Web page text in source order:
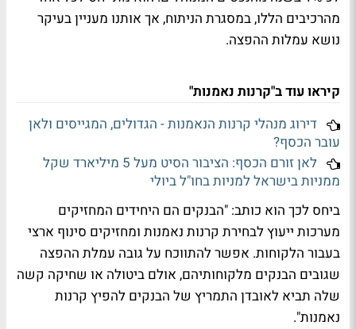
מהרכיבים הללו, במסגרת הניתוח, אך אותנו מעניין בעיקר
נושא עמלות ההפצה.
קיראו עוד ב"קרנות נאמנות"
דירוג מנהלי קרנות הנאמנות - הגדולים, המגייסים ולאן
עובר הכסף?
לאן זורם הכסף: הציבור הסיט מעל 5 מיליארד שקל
ממניות בישראל למניות בחו"ל ביולי
ביחס לכך הוא כותב: "הבנקים הם היחידים המחזיקים
מערכות ייעוץ לבחירת קרנות נאמנות ומחזיקים סינוף ארצי
בעבור הלקוחות. אפשר להתווכח על גובה עמלת ההפצה
שגובים הבנקים מלקוחותיהם, אולם ביטולה או שחיקה קשה
שלה תביא לאובדן התמריץ של הבנקים להפיץ קרנות
נאמנות".